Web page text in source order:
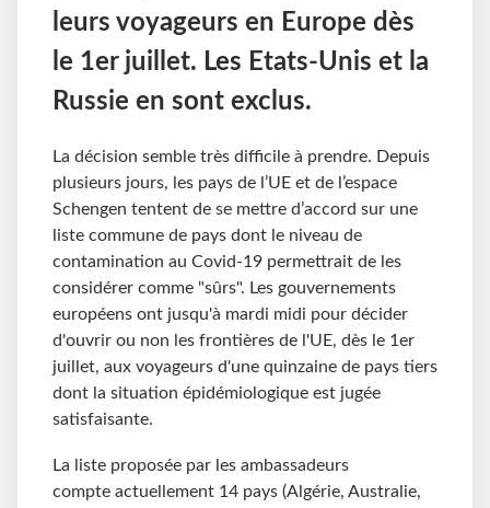
leurs voyageurs en Europe dès
le 1er juillet. Les Etats-Unis et la
Russie en sont exclus.
La décision semble très difficile à prendre. Depuis
plusieurs jours, les pays de l’UE et de l’espace
Schengen tentent de se mettre d’accord sur une
liste commune de pays dont le niveau de
contamination au Covid-19 permettrait de les
considérer comme "sûrs". Les gouvernements
européens ont jusqu'à mardi midi pour décider
d'ouvrir ou non les frontières de l'UE, dès le 1er
juillet, aux voyageurs d'une quinzaine de pays tiers
dont la situation épidémiologique est jugée
satisfaisante.
La liste proposée par les ambassadeurs
compte actuellement 14 pays (Algérie, Australie,